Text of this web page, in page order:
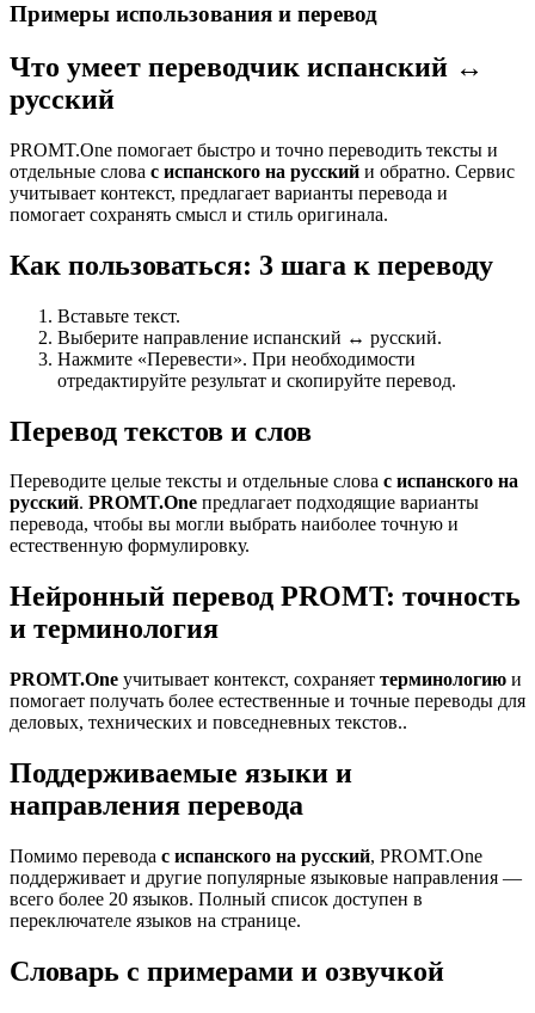
Примеры использования и перевод
Что умеет переводчик испанский ↔
русский
PROMT.One помогает быстро и точно переводить тексты и
отдельные слова с испанского на русский и обратно. Сервис
учитывает контекст, предлагает варианты перевода и
помогает сохранять смысл и стиль оригинала.
Как пользоваться: 3 шага к переводу
Вставьте текст.
Выберите направление испанский ↔ русский.
Нажмите «Перевести». При необходимости
отредактируйте результат и скопируйте перевод.
Перевод текстов и слов
Переводите целые тексты и отдельные слова с испанского на
русский. PROMT.One предлагает подходящие варианты
перевода, чтобы вы могли выбрать наиболее точную и
естественную формулировку.
Нейронный перевод PROMT: точность
и терминология
PROMT.One учитывает контекст, сохраняет терминологию и
помогает получать более естественные и точные переводы для
деловых, технических и повседневных текстов..
Поддерживаемые языки и
направления перевода
Помимо перевода с испанского на русский, PROMT.One
поддерживает и другие популярные языковые направления —
всего более 20 языков. Полный список доступен в
переключателе языков на странице.
Словарь с примерами и озвучкой